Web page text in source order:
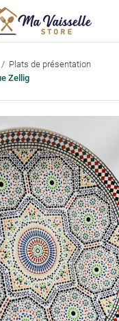
Plats de présentation
Zellig